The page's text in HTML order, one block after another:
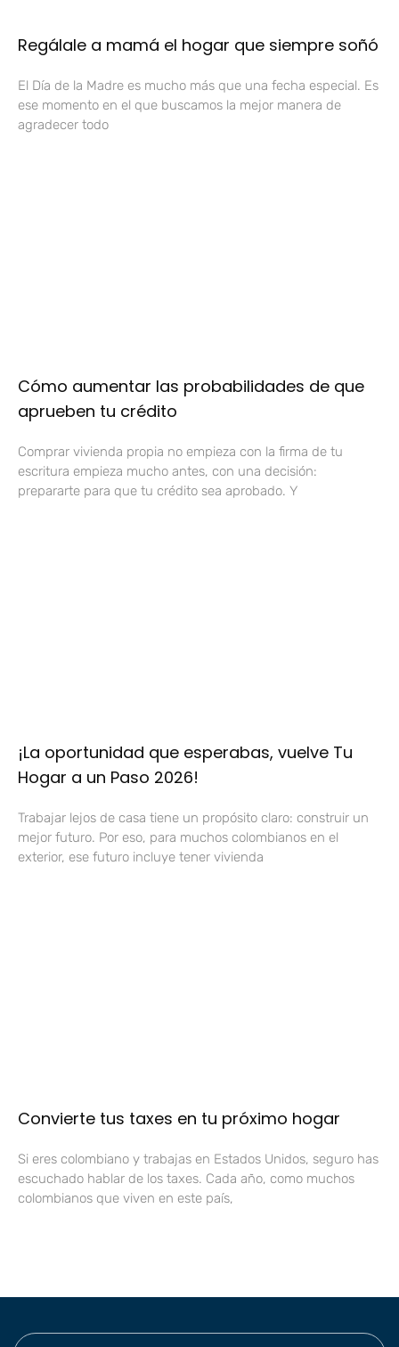
Regálale a mamá el hogar que siempre soñó
El Día de la Madre es mucho más que una fecha especial. Es
ese momento en el que buscamos la mejor manera de
agradecer todo
Cómo aumentar las probabilidades de que
aprueben tu crédito
Comprar vivienda propia no empieza con la firma de tu
escritura empieza mucho antes, con una decisión:
prepararte para que tu crédito sea aprobado. Y
¡La oportunidad que esperabas, vuelve Tu
Hogar a un Paso 2026!
Trabajar lejos de casa tiene un propósito claro: construir un
mejor futuro. Por eso, para muchos colombianos en el
exterior, ese futuro incluye tener vivienda
Convierte tus taxes en tu próximo hogar
Si eres colombiano y trabajas en Estados Unidos, seguro has
escuchado hablar de los taxes. Cada año, como muchos
colombianos que viven en este país,